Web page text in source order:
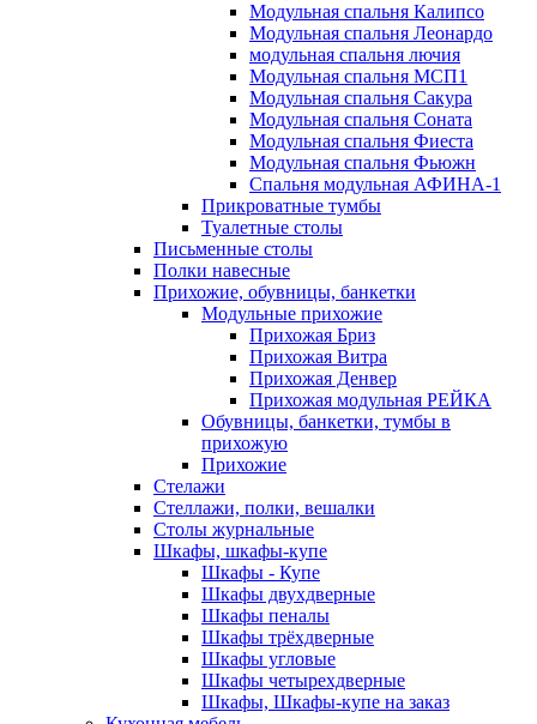
Модульная спальня Калипсо
Модульная спальня Леонардо
модульная спальня лючия
Модульная спальня МСП1
Модульная спальня Сакура
Модульная спальня Соната
Модульная спальня Фиеста
Модульная спальня Фьюжн
Спальня модульная АФИНА-1
Прикроватные тумбы
Туалетные столы
Письменные столы
Полки навесные
Прихожие, обувницы, банкетки
Модульные прихожие
Прихожая Бриз
Прихожая Витра
Прихожая Денвер
Прихожая модульная РЕЙКА
Обувницы, банкетки, тумбы в
прихожую
Прихожие
Стелажи
Стеллажи, полки, вешалки
Столы журнальные
Шкафы, шкафы-купе
Шкафы - Купе
Шкафы двухдверные
Шкафы пеналы
Шкафы трёхдверные
Шкафы угловые
Шкафы четырехдверные
Шкафы, Шкафы-купе на заказ